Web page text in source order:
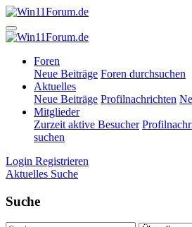
Foren
Neue Beiträge Foren durchsuchen
Aktuelles
Neue Beiträge Profilnachrichten
Mitglieder
Zurzeit aktive Besucher
suchen
Login Registrieren
Aktuelles Suche
Suche